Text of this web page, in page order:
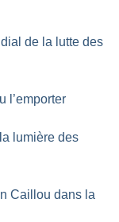
de la lutte des
l’emporter
lumière des
Caillou dans la